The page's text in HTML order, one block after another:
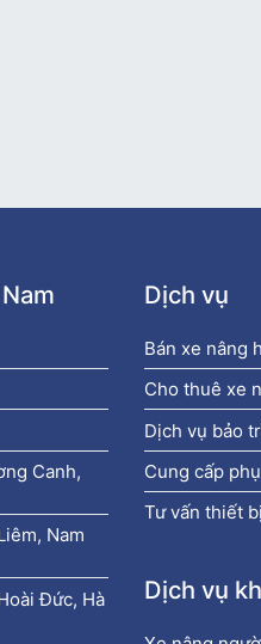
Canh,
Nam
Đức, Hà
Dịch vụ
Bán xe nâng
Cho thuê xe
Dịch vụ bảo
Cung cấp
Tư vấn thiết
Dịch vụ